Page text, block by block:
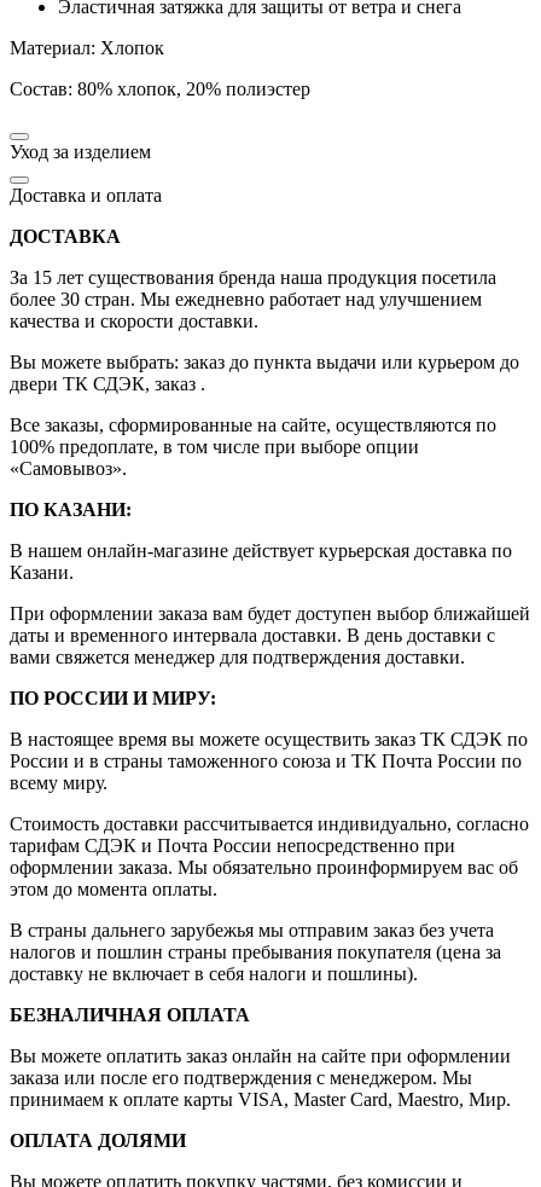
Эластичная затяжка для защиты от ветра и снега
Материал: Хлопок
Состав: 80% хлопок, 20% полиэстер
Уход за изделием
Доставка и оплата
ДОСТАВКА
За 15 лет существования бренда наша продукция посетила
более 30 стран. Мы ежедневно работает над улучшением
качества и скорости доставки.
Вы можете выбрать: заказ до пункта выдачи или курьером до
двери ТК СДЭК, заказ .
Все заказы, сформированные на сайте, осуществляются по
100% предоплате, в том числе при выборе опции
«Самовывоз».
ПО КАЗАНИ:
В нашем онлайн-магазине действует курьерская доставка по
Казани.
При оформлении заказа вам будет доступен выбор ближайшей
даты и временного интервала доставки. В день доставки с
вами свяжется менеджер для подтверждения доставки.
ПО РОССИИ И МИРУ:
В настоящее время вы можете осуществить заказ ТК СДЭК по
России и в страны таможенного союза и ТК Почта России по
всему миру.
Стоимость доставки рассчитывается индивидуально, согласно
тарифам СДЭК и Почта России непосредственно при
оформлении заказа. Мы обязательно проинформируем вас об
этом до момента оплаты.
В страны дальнего зарубежья мы отправим заказ без учета
налогов и пошлин страны пребывания покупателя (цена за
доставку не включает в себя налоги и пошлины).
БЕЗНАЛИЧНАЯ ОПЛАТА
Вы можете оплатить заказ онлайн на сайте при оформлении
заказа или после его подтверждения с менеджером. Мы
принимаем к оплате карты VISA, Master Card, Maestro, Мир.
ОПЛАТА ДОЛЯМИ
Вы можете оплатить покупку частями, без комиссии и